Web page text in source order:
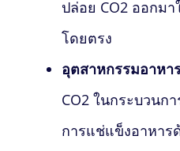
ปล่อย CO2 ออกม
โดยตรง
อุตสาหกรรมอาหา
CO2 ในกระบวนก
การแช่แข็งอาหาร